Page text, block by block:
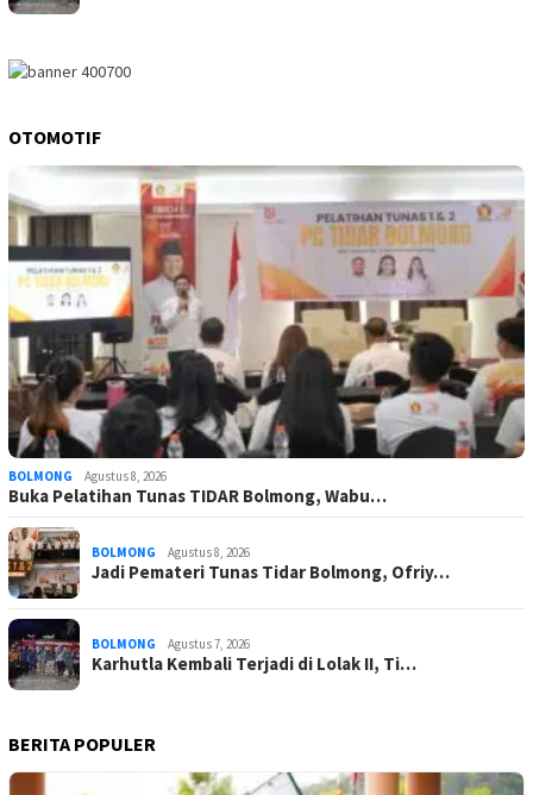
OTOMOTIF
BOLMONG Agustus 8, 2026
Buka Pelatihan Tunas TIDAR Bolmong, Wabu…
BOLMONG Agustus 8, 2026
Jadi Pemateri Tunas Tidar Bolmong, Ofriy…
BOLMONG Agustus 7, 2026
Karhutla Kembali Terjadi di Lolak II, Ti…
BERITA POPULER